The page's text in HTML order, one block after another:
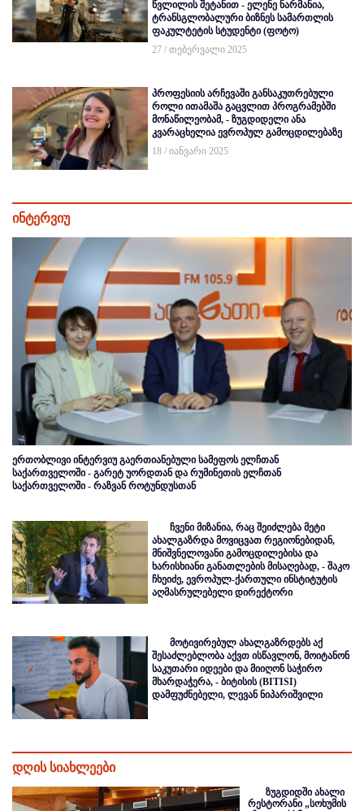
წვლილის შეტანით - ელენე ნარმანია,
ტრანსგლობალური ბიზნეს სამართლის
ფაკულტეტის სტუდენტი (ფოტო)
27 / თებერვალი 2025
პროფესიის არჩევაში განსაკუთრებული
როლი ითამაშა გაცვლით პროგრამებში
მონაწილეობამ, - ზუგდიდელი ანა
კვარაცხელია ევროპულ გამოცდილებაზე
18 / იანვარი 2025
ინტერვიუ
ერთობლივი ინტერვიუ გაერთიანებული სამეფოს ელჩთან
საქართველოში - გარეტ უორდთან და რუმინეთის ელჩთან
საქართველოში - რაზვან როტუნდუსთან
ჩვენი მიზანია, რაც შეიძლება მეტი
ახალგაზრდა მოვიცვათ რეგიონებიდან,
მნიშვნელოვანი გამოცდილებისა და
ხარისხიანი განათლების მისაღებად, - შაკო
ჩხეიძე, ევროპულ-ქართული ინსტიტუტის
აღმასრულებელი დირექტორი
მოტივირებულ ახალგაზრდებს აქ
შესაძლებლობა აქვთ ისწავლონ, მოიტანონ
საკუთარი იდეები და მიიღონ საჭირო
მხარდაჭერა, - ბიტისის (BITISI)
დამფუძნებელი, ლევან ნიპარიშვილი
დღის სიახლეები
ზუგდიდში ახალი
რესტორანი „სოხუმის